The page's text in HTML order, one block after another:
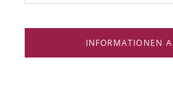
INFORMATIONEN